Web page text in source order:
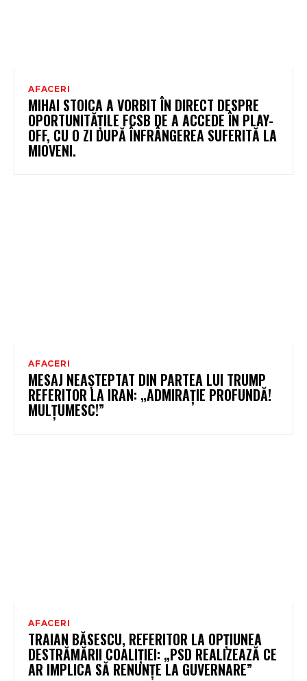
AFACERI
MIHAI STOICA A VORBIT ÎN DIRECT DESPRE
OPORTUNITĂȚILE FCSB DE A ACCEDE ÎN PLAY-
OFF, CU O ZI DUPĂ ÎNFRÂNGEREA SUFERITĂ LA
MIOVENI.
AFACERI
MESAJ NEAȘTEPTAT DIN PARTEA LUI TRUMP
REFERITOR LA IRAN: „ADMIRAȚIE PROFUNDĂ!
MULȚUMESC!”
AFACERI
TRAIAN BĂSESCU, REFERITOR LA OPȚIUNEA
DESTRĂMĂRII COALIȚIEI: „PSD REALIZEAZĂ CE
AR IMPLICA SĂ RENUNȚE LA GUVERNARE”